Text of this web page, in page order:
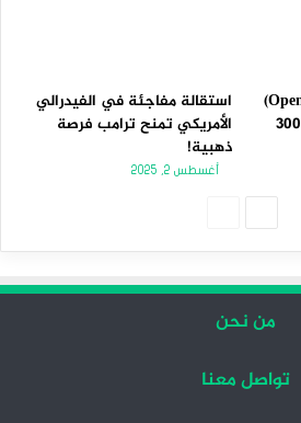
صحيفة: “أوبن إيه آي” (OpenAI)
تصل قيمتها السوقية إلى 300
استقالة مفاجئة في الفيدرالي
الأمريكي تمنح ترامب فرصة
ذهبية!
أغسطس 2, 2025
من نحن
تواصل معنا